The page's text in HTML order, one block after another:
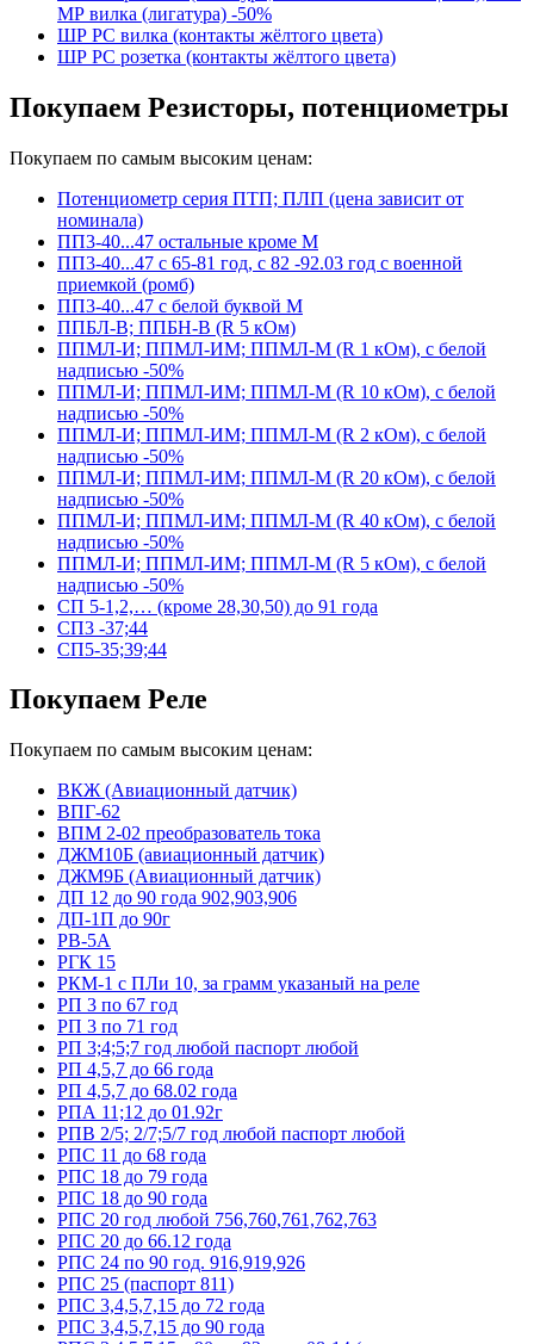
МР вилка (лигатура) -50%
ШР РС вилка (контакты жёлтого цвета)
ШР РС розетка (контакты жёлтого цвета)
Покупаем Резисторы, потенциометры
Покупаем по самым высоким ценам:
Потенциометр серия ПТП; ПЛП (цена зависит от
номинала)
ПП3-40...47 остальные кроме М
ПП3-40...47 с 65-81 год, с 82 -92.03 год с военной
приемкой (ромб)
ПП3-40...47 с белой буквой М
ППБЛ-В; ППБН-В (R 5 кОм)
ППМЛ-И; ППМЛ-ИМ; ППМЛ-М (R 1 кОм), с белой
надписью -50%
ППМЛ-И; ППМЛ-ИМ; ППМЛ-М (R 10 кОм), с белой
надписью -50%
ППМЛ-И; ППМЛ-ИМ; ППМЛ-М (R 2 кОм), с белой
надписью -50%
ППМЛ-И; ППМЛ-ИМ; ППМЛ-М (R 20 кОм), с белой
надписью -50%
ППМЛ-И; ППМЛ-ИМ; ППМЛ-М (R 40 кОм), с белой
надписью -50%
ППМЛ-И; ППМЛ-ИМ; ППМЛ-М (R 5 кОм), с белой
надписью -50%
СП 5-1,2,… (кроме 28,30,50) до 91 года
СП3 -37;44
СП5-35;39;44
Покупаем Реле
Покупаем по самым высоким ценам:
ВКЖ (Авиационный датчик)
ВПГ-62
ВПМ 2-02 преобразователь тока
ДЖМ10Б (авиационный датчик)
ДЖМ9Б (Авиационный датчик)
ДП 12 до 90 года 902,903,906
ДП-1П до 90г
РВ-5А
РГК 15
РКМ-1 с ПЛи 10, за грамм указаный на реле
РП 3 по 67 год
РП 3 по 71 год
РП 3;4;5;7 год любой паспорт любой
РП 4,5,7 до 66 года
РП 4,5,7 до 68.02 года
РПА 11;12 до 01.92г
РПВ 2/5; 2/7;5/7 год любой паспорт любой
РПС 11 до 68 года
РПС 18 до 79 года
РПС 18 до 90 года
РПС 20 год любой 756,760,761,762,763
РПС 20 до 66.12 года
РПС 24 по 90 год. 916,919,926
РПС 25 (паспорт 811)
РПС 3,4,5,7,15 до 72 года
РПС 3,4,5,7,15 до 90 года